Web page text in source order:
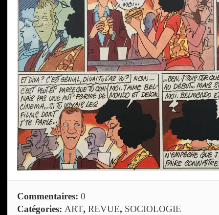
Commentaires: 0
Catégories: ART, REVUE, SOCIOLOGIE